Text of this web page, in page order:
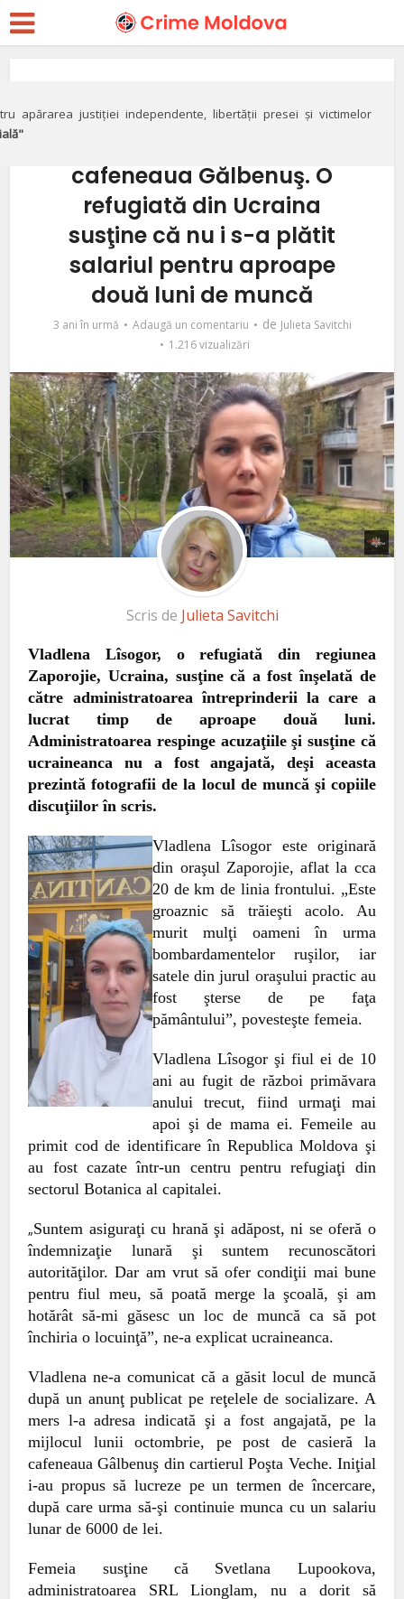
apărarea justiției independente, libertății presei și victimelor
VIDEO// „Bunăvoinţă”
cafeneaua Gălbenuş. O
refugiată din Ucraina
susţine că nu i s-a plătit
salariul pentru aproape
două luni de muncă
3 ani în urmă Adaugă un comentariu de Julieta Savitchi
1.216 vizualizări
Scris de Julieta Savitchi
Vladlena Lîsogor, o refugiată din regiunea
Zaporojie, Ucraina, susţine că a fost înşelată de
către administratoareaîntreprinderii la care a
lucrattimp de aproape două luni.
Administratoarea respinge acuzaţiile şi susţine că
ucraineanca nu a fost angajată, deşi aceasta
prezintă fotografii de la locul de muncă şi copiile
discuţiilor în scris.
Vladlena Lîsogor este originară
din oraşul Zaporojie, aflat la cca
20 de km de linia frontului. „Este
groaznic să trăieşti acolo. Au
murit mulţi oameni în urma
bombardamentelor ruşilor, iar
satele din jurul oraşului practic au
fost şterse de pe faţa
pământului”, povesteşte femeia.
Vladlena Lîsogor şi fiul ei de 10
ani au fugit de război primăvara
anului trecut, fiind urmaţi mai
apoi şi de mama ei. Femeile au
primit cod de identificare în Republica Moldova şi
au fost cazate într-un centru pentru refugiaţi din
sectorul Botanica al capitalei.
„Suntem asiguraţi cu hrană şi adăpost, ni se oferă o
îndemnizaţie lunară şi suntem recunoscători
autorităţilor. Dar am vrut să ofer condiţii mai bune
pentru fiul meu, să poată merge la şcoală, şi am
hotărât să-mi găsesc un loc de muncă ca să pot
închiria o locuinţă”, ne-a explicat ucraineanca.
Vladlena ne-acomunicat că a găsit locul de muncă
după un anunţ publicat pe reţelele de socializare. A
mers l-a adresa indicată şi a fost angajată, pe la
mijlocul lunii octombrie, pe post de casieră la
cafeneaua Gâlbenuş din cartierul Poşta Veche. Iniţial
i-au propus să lucreze pe un termen de încercare,
după care urma să-şi continuie munca cu un salariu
lunar de 6000 de lei.
Femeia susţine că Svetlana Lupookova,
administratoarea SRL Lionglam, nu a dorit să